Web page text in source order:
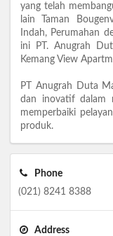
yang telah
lain Taman
Indah, Perumahan
ini PT. Anugrah
Kemang View
PT Anugrah Duta
dan inovatif dalam
memperbaiki
produk.
Phone
(021) 8241 8388
Address